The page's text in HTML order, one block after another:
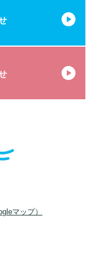
マップ）